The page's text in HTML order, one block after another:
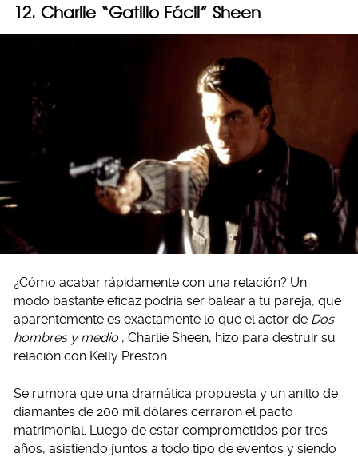
12. Charlie “Gatillo Fácil” Sheen
¿Cómo acabar rápidamente con una relación? Un
modo bastante eficaz podría ser balear a tu pareja, que
aparentemente es exactamente lo que el actor de Dos
hombres y medio , Charlie Sheen, hizo para destruir su
relación con Kelly Preston.
Se rumora que una dramática propuesta y un anillo de
diamantes de 200 mil dólares cerraron el pacto
matrimonial. Luego de estar comprometidos por tres
años, asistiendo juntos a todo tipo de eventos y siendo